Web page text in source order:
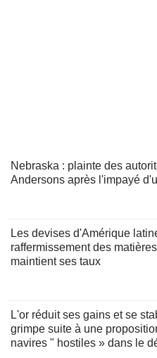
Nebraska : plainte des
Andersons après l'impayé
Les devises d'Amérique
raffermissement des
maintient ses taux
L'or réduit ses gains et se
grimpe suite à une
navires " hostiles » dans le